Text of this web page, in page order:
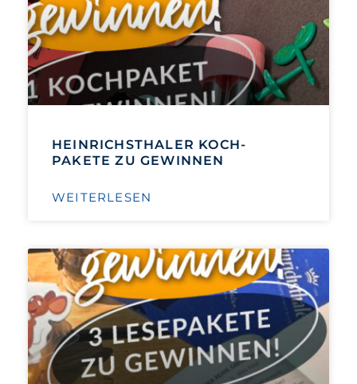
HEINRICHSTHALER KOCH-
PAKETE ZU GEWINNEN
WEITERLESEN